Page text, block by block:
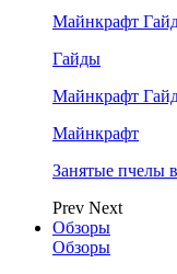
Майнкрафт
Гайды
Майнкрафт
Майнкрафт
Занятые пчелы
Prev Next
Обзоры
Обзоры